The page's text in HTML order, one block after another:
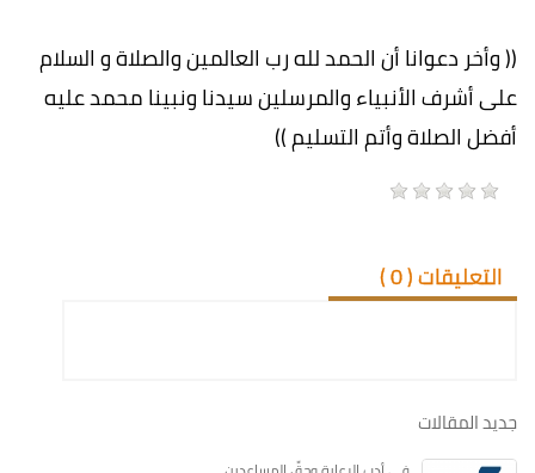
(( وأخر دعوانا أن الحمد لله رب العالمين والصلاة و السلام
على أشرف الأنبياء والمرسلين سيدنا ونبينا محمد عليه
أفضل الصلاة وأتم التسليم ))
التعليقات (0
)
جديد المقالات